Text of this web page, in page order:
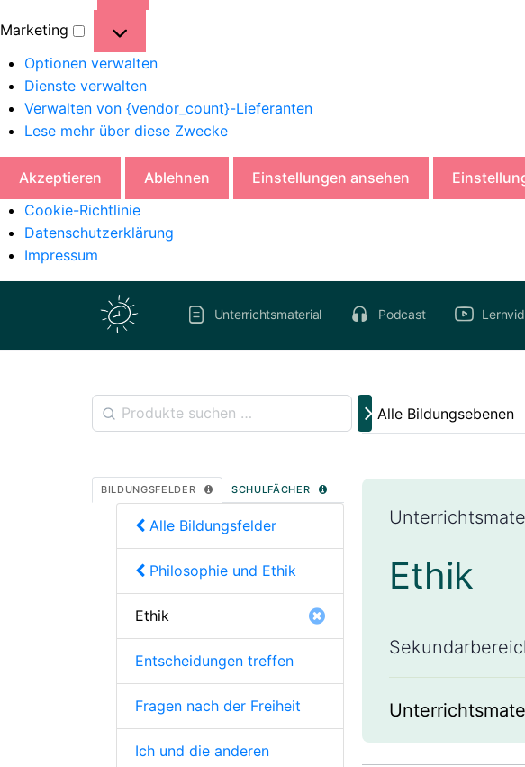
Marketing
Optionen verwalten
Dienste verwalten
Verwalten von {vendor_count}-Lieferanten
Lese mehr über diese Zwecke
Akzeptieren Ablehnen Einstellungen ansehen
Cookie-Richtlinie
Datenschutzerklärung
Impressum
Unterrichtsmaterial Podcast
Alle Bildungsebenen
Ethik
BILDUNGSFELDER SCHULFÄCHER
Alle Bildungsfelder
Philosophie und Ethik
Ethik
Entscheidungen treffen
Fragen nach der Freiheit
Ich und die anderen